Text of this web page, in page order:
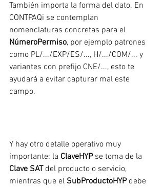
También importa la forma del dato. En
CONTPAQi se contemplan
nomenclaturas concretas para el
NúmeroPermiso, por ejemplo patrones
como PL/.../EXP/ES/..., H/.../COM/... y
variantes con prefijo CNE/..., esto te
ayudará a evitar capturar mal este
campo.
Y hay otro detalle operativo muy
importante: la ClaveHYP se toma de la
Clave SAT del producto o servicio,
mientras que el SubProductoHYP debe